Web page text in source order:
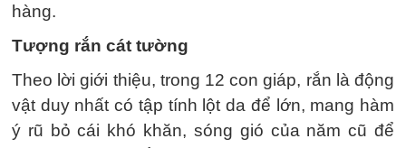
hàng.
Tượng rắn cát tường
Theo lời giới thiệu, trong 12 con giáp, rắn là động
vật duy nhất có tập tính lột da để lớn, mang hàm
ý rũ bỏ cái khó khăn, sóng gió của năm cũ để